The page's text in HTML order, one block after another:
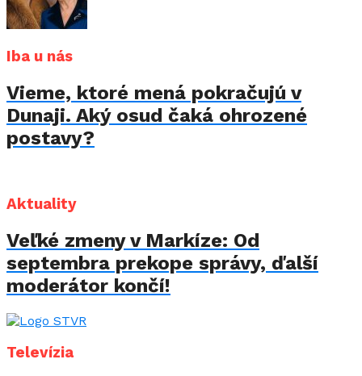
Iba u nás
Vieme, ktoré mená pokračujú v
Dunaji. Aký osud čaká ohrozené
postavy?
Aktuality
Veľké zmeny v Markíze: Od
septembra prekope správy, ďalší
moderátor končí!
Televízia